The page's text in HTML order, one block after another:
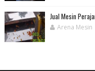
Jual Mesin
Arena Mesin